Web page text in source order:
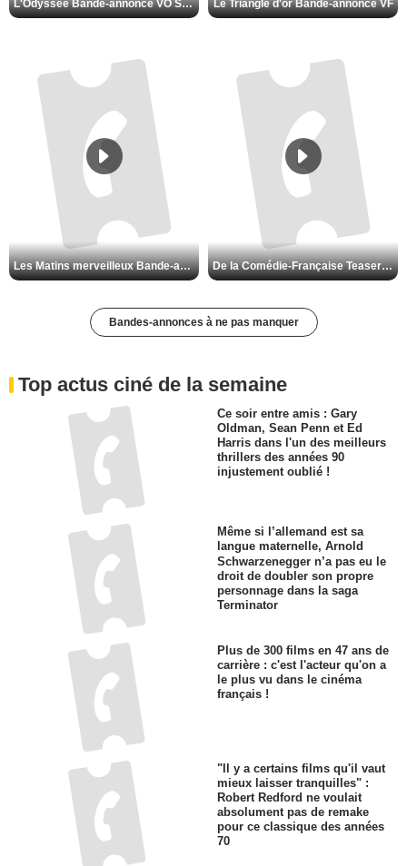
L'Odyssée Bande-annonce VO STFR Le Triangle d'or Bande-annonce VF
Les Matins merveilleux Bande-annonce VF De la Comédie-Française Teaser VF
Bandes-annonces à ne pas manquer
Top actus ciné de la semaine
Ce soir entre amis : Gary
Oldman, Sean Penn et Ed
Harris dans l'un des meilleurs
thrillers des années 90
injustement oublié !
Même si l’allemand est sa
langue maternelle, Arnold
Schwarzenegger n’a pas eu le
droit de doubler son propre
personnage dans la saga
Terminator
Plus de 300 films en 47 ans de
carrière : c'est l'acteur qu'on a
le plus vu dans le cinéma
français !
"Il y a certains films qu'il vaut
mieux laisser tranquilles" :
Robert Redford ne voulait
absolument pas de remake
pour ce classique des années
70